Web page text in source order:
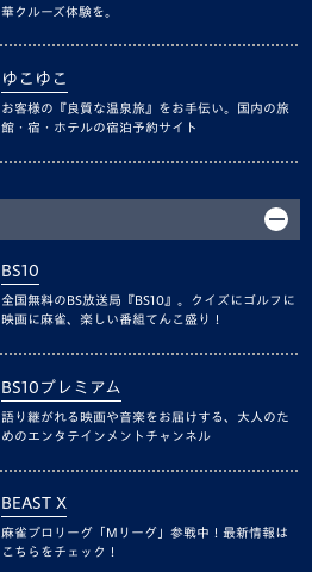
華クルーズ体験を。
ゆこゆこ
お客様の『良質な温泉旅』をお手伝い。国内の旅
館・宿・ホテルの宿泊予約サイト
BS10
全国無料のBS放送局『BS10』。クイズにゴルフに
映画に麻雀、楽しい番組てんこ盛り！
BS10プレミアム
語り継がれる映画や音楽をお届けする、大人のた
めのエンタテインメントチャンネル
BEAST X
麻雀プロリーグ「Mリーグ」参戦中！最新情報は
こちらをチェック！